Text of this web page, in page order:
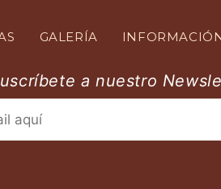
GALERÍA
a nuestro